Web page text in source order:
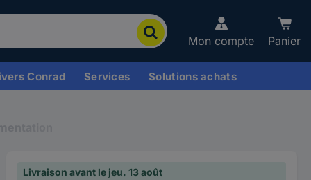
Mon compte Panier
Conrad Services Solutions achats
Livraison avant le jeu. 13 août